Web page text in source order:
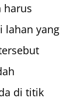
harus
lahan yang
di titik